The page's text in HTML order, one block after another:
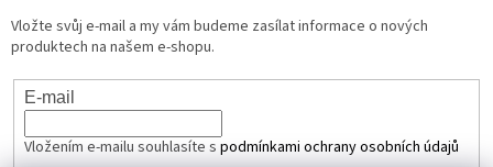
Vložte svůj e-mail a my vám budeme zasílat informace o nových
produktech na našem e-shopu.
E-mail
Vložením e-mailu souhlasíte s podmínkami ochrany osobních údajů